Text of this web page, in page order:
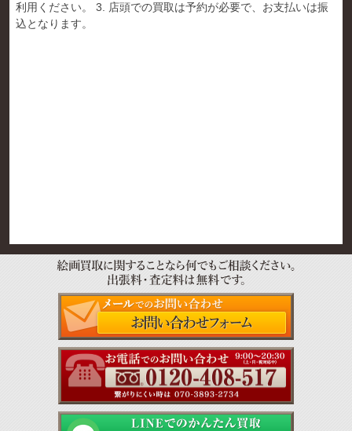
利用ください。 3. 店頭での買取は予約が必要で、お支払いは振
込となります。